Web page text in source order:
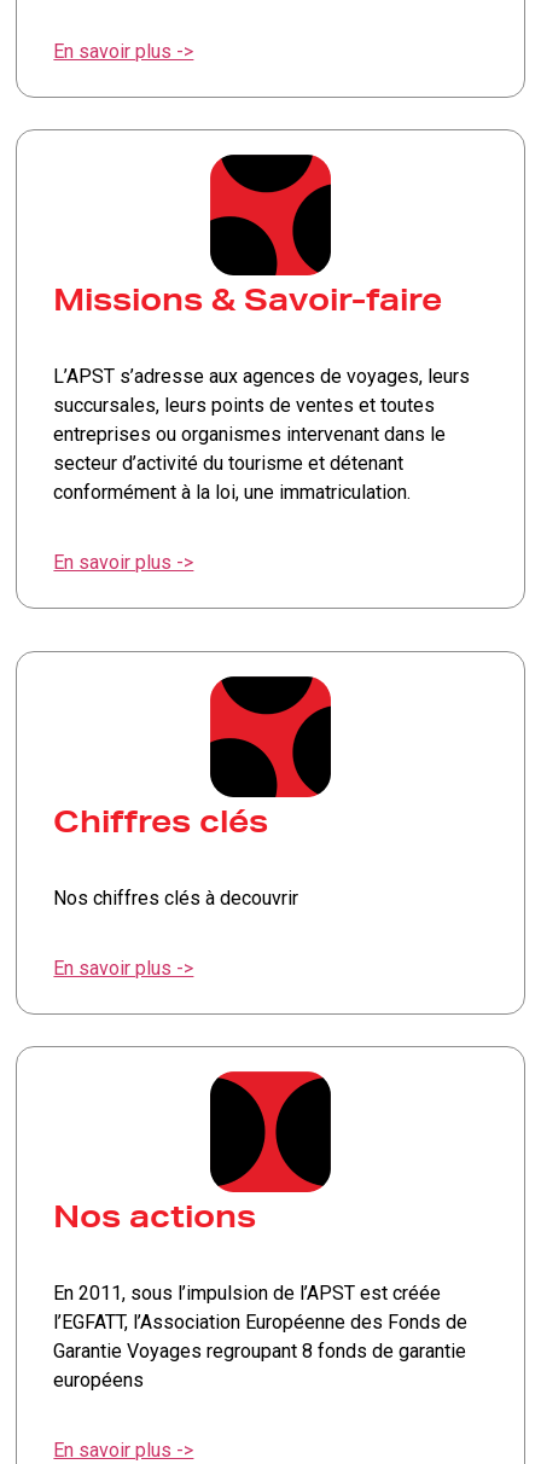
En savoir plus ->
Missions & Savoir-faire
L’APST s’adresse aux agences de voyages, leurs
succursales, leurs points de ventes et toutes
entreprises ou organismes intervenant dans le
secteur d’activité du tourisme et détenant
conformément à la loi, une immatriculation.
En savoir plus ->
Chiffres clés
Nos chiffres clés à decouvrir
En savoir plus ->
Nos actions
En 2011, sous l’impulsion de l’APST est créée
l’EGFATT, l’Association Européenne des Fonds de
Garantie Voyages regroupant 8 fonds de garantie
européens
En savoir plus ->